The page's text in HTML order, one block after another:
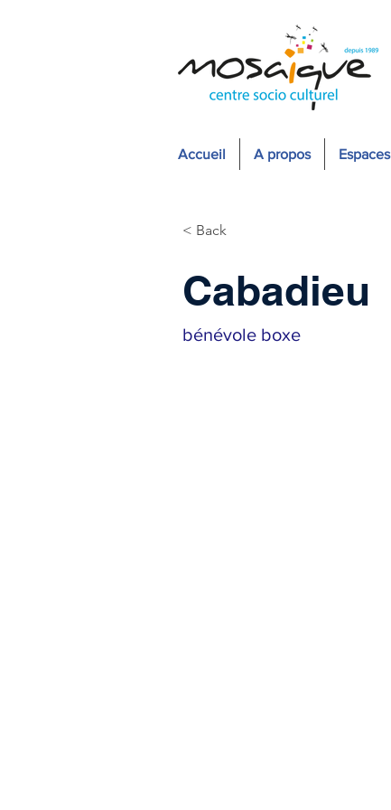
Accueil A propos Espaces
< Back
Cabadieu
bénévole boxe